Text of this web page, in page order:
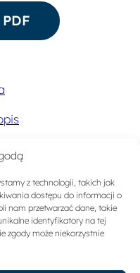
z technologii, takich jak
dostępu do informacji o
nam przetwarzać dane, takie
identyfikatory na tej
zgody może niekorzystnie